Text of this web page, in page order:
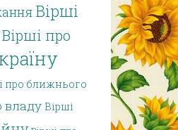
Вірші
Вірші про
про ближнього
владу Вірші